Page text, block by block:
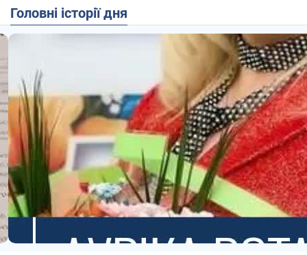
Головні історії дня